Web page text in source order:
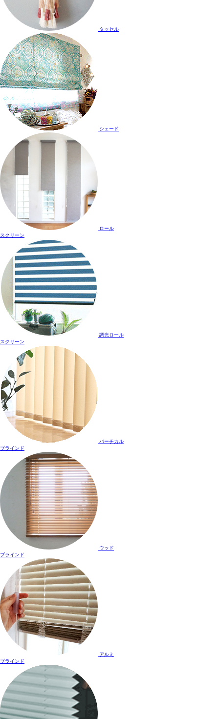
タッセル
シェード
ロール
スクリーン
調光ロール
スクリーン
バーチカル
ブラインド
ウッド
ブラインド
アルミ
ブラインド